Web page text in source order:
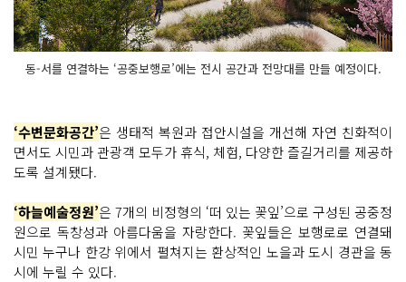
동-서를 연결하는 ‘공중보행로’에는 전시 공간과 전망대를 만들 예정이다.
‘수변문화공간’은 생태적 복원과 접안시설을 개선해 자연 친화적이
면서도 시민과 관광객 모두가 휴식, 체험, 다양한 즐길거리를 제공하
도록 설계됐다.
‘하늘예술정원’은 7개의 비정형의 ‘떠 있는 꽃잎’으로 구성된 공중정
원으로 독창성과 아름다움을 자랑한다. 꽃잎들은 보행로로 연결돼
시민 누구나 한강 위에서 펼쳐지는 환상적인 노을과 도시 경관을 동
시에 누릴 수 있다.